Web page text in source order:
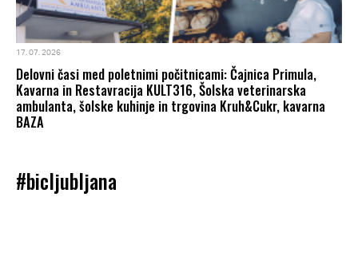
17. 07. 2026
Delovni časi med poletnimi počitnicami: Čajnica Primula,
Kavarna in Restavracija KULT316, Šolska veterinarska
ambulanta, šolske kuhinje in trgovina Kruh&Cukr, kavarna
BAZA
#bicljubljana